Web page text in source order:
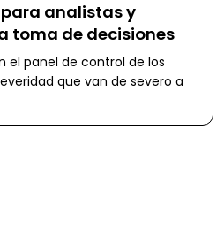
analistas y
toma de decisiones
el panel de control de los
que van de severo a